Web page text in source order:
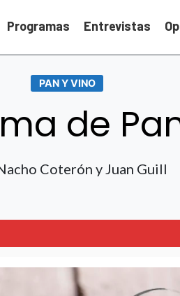
Programas Entrevistas
PAN Y VINO
de
Coterón y Juan Guill